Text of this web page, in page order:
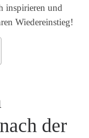
inspirieren und
Wiedereinstieg!
der